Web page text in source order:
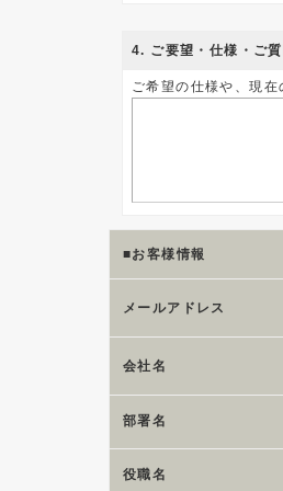
4. ご要望・仕様・ご
ご希望の仕様や、現
■お客様情報
メールアドレス
会社名
部署名
役職名